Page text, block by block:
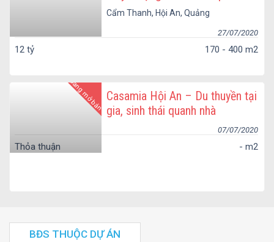
nhà giá chủ đầu tư
Cẩm Thanh, Hội An, Quảng
27/07/2020
12 tỷ 170 - 400 m2
Đang mở bán Casamia Hội An – Du thuyền tại
gia, sinh thái quanh nhà
07/07/2020
Thỏa thuận - m2
BĐS THUỘC DỰ ÁN